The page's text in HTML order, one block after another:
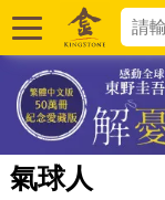
氣球人